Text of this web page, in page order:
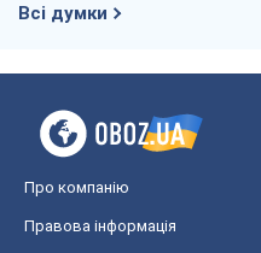
Всі думки
Про компанію
Правова інформація